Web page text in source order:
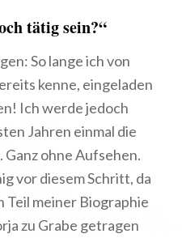
tätig sein?“
So lange ich von
kenne, eingeladen
Ich werde jedoch
Jahren einmal die
ohne Aufsehen.
vor diesem Schritt, da
Teil meiner Biographie
zu Grabe getragen